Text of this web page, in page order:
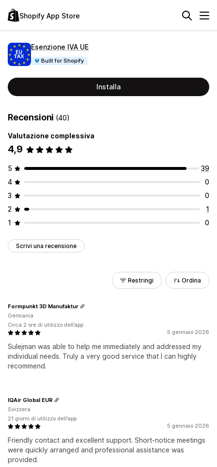
Shopify App Store
Esenzione IVA UE
Built for Shopify
Installa
Recensioni (40)
Valutazione complessiva
4,9
5
39
4
0
3
0
2
1
1
0
Scrivi una recensione
Restringi Ordina
5 gennaio 2026
Sulejman was able to help me immediately and addressed my
individual needs. Truly a very good service that I can highly
recommend.
Formpunkt 3D Manufaktur
Germania
Circa 2 ore di utilizzo dell’app
5 gennaio 2026
Friendly contact and excellent support. Short-notice meetings
were quickly arranged and professional assistance was
provided.
IQAir Global EUR
Svizzera
21 giorni di utilizzo dell’app